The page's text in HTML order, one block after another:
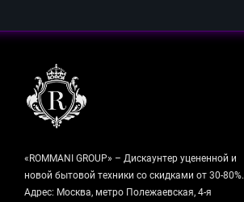
«ROMMANI GROUP» – Дискаунтер уцененной и
новой бытовой техники со скидками от 30-80%.
Адрес: Москва, метро Полежаевская, 4-я